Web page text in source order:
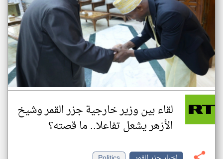
لقاء بين وزير خارجية جزر القمر وشيخ
الأزهر يشعل تفاعلا.. ما قصته؟